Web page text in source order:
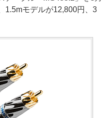
1.5mモデルが12,800円、3